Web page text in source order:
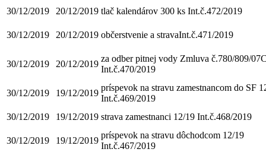
30/12/2019
20/12/2019 tlač kalendárov 300 ks Int.č.472/2019
30/12/2019 20/12/2019 občerstvenie a stravaInt.č.471/2019
30/12/2019 20/12/2019
za odber pitnej vody Zmluva č.780/809/
Int.č.470/2019
30/12/2019 19/12/2019
príspevok na stravu zamestnancom do SF
Int.č.469/2019
30/12/2019
19/12/2019 strava zamestnanci 12/19 Int.č.468/2019
30/12/2019 19/12/2019
príspevok na stravu dôchodcom 12/19
Int.č.467/2019